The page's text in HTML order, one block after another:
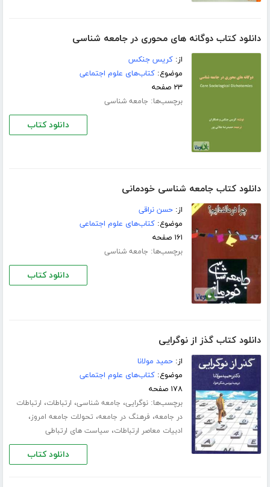
دانلود کتاب دوگانه های محوری در جامعه شناسی
از:کریس جنکس
موضوع:کتاب‌های علوم اجتماعی
۲۳ صفحه
برچسب‌ها: جامعه شناسی
دانلود کتاب
دانلود کتاب جامعه شناسی خودمانی
از:حسن نراقی
موضوع:کتاب‌های علوم اجتماعی
۱۶۱ صفحه
برچسب‌ها: جامعه شناسی
دانلود کتاب
دانلود کتاب گذز از نوگرایی
از:حمید مولانا
موضوع:کتاب‌های علوم اجتماعی
۱۷۸ صفحه
برچسب‌ها:نوگرایی، جامعه شناسی، ارتباطات، ارتباطات
در جامعه، فرهنگ در جامعه، تحولات جامعه امروز،
ادبیات معاصر ارتباطات، سیاست های ارتباطی
دانلود کتاب